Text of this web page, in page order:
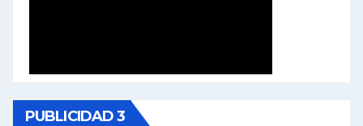
PUBLICIDAD 3